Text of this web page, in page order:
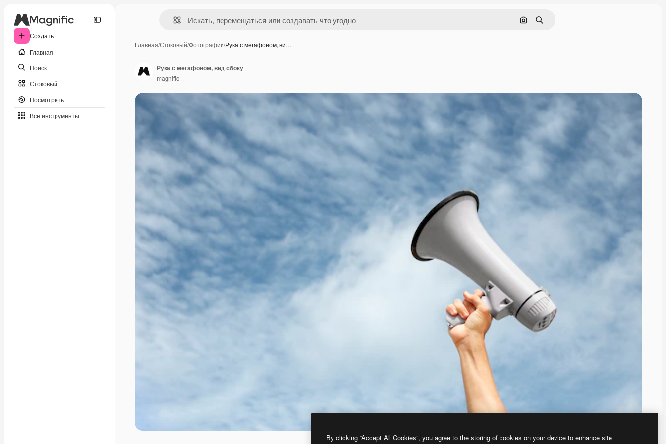
Создать
Главная
Поиск
Стоковый
Посмотреть
Все инструменты
Поиск по изображению
Поиск
Главная/Стоковый/Фотографии/Рука с мегафоном, ви…
Рука с мегафоном, вид сбоку
magnific
By clicking “Accept All Cookies”, you agree to the storing of cookies on your device to enhance site